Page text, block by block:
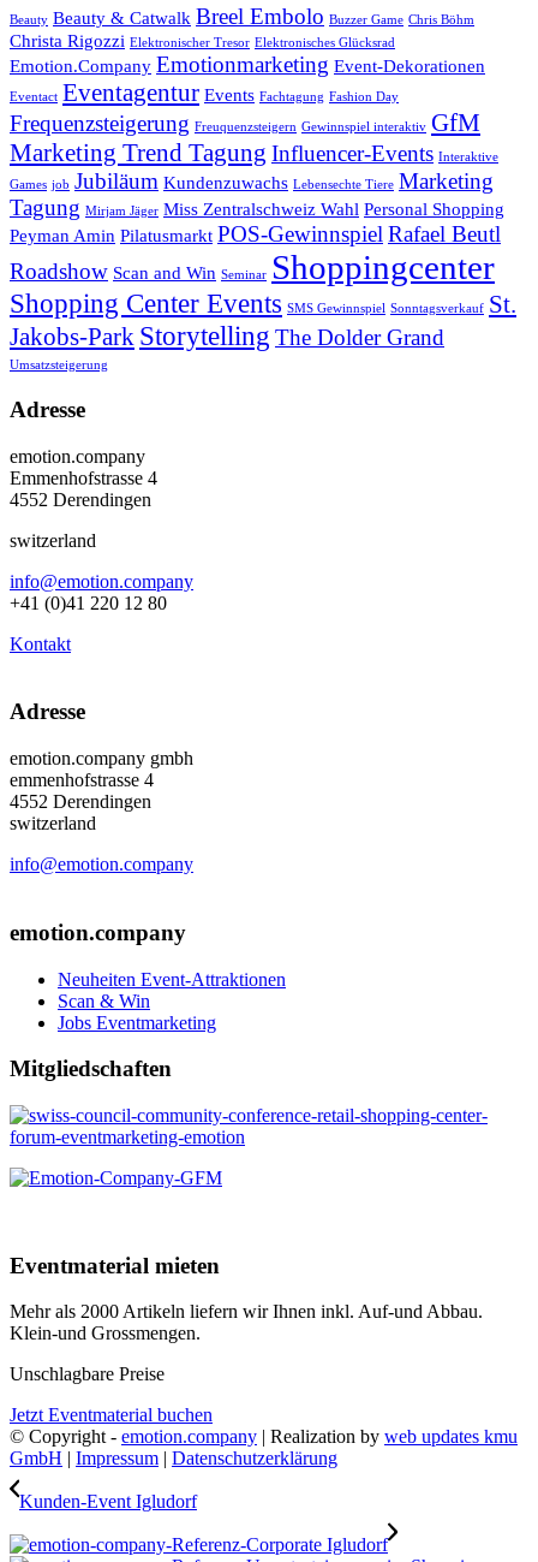
Beauty Beauty & Catwalk Breel Embolo Buzzer Game Chris Böhm
Christa Rigozzi Elektronischer Tresor Elektronisches Glücksrad
Emotion.Company Emotionmarketing Event-Dekorationen
Eventact Eventagentur Events Fachtagung Fashion Day
Frequenzsteigerung Freuquenzsteigern Gewinnspiel interaktiv GfM
Marketing Trend Tagung Influencer-Events Interaktive
Games job Jubiläum Kundenzuwachs Lebensechte Tiere Marketing
Tagung Mirjam Jäger Miss Zentralschweiz Wahl Personal Shopping
Peyman Amin Pilatusmarkt POS-GewinnspielRafael Beutl
Roadshow Scan and Win Seminar Shoppingcenter
Shopping Center Events SMS Gewinnspiel Sonntagsverkauf St.
Jakobs-Park Storytelling The Dolder Grand
Umsatzsteigerung
Adresse
emotion.company
Emmenhofstrasse 4
4552 Derendingen
switzerland
info@emotion.company
+41 (0)41 220 12 80
Kontakt
Adresse
emotion.company gmbh
emmenhofstrasse 4
4552 Derendingen
switzerland
info@emotion.company
emotion.company
Neuheiten Event-Attraktionen
Scan & Win
Jobs Eventmarketing
Mitgliedschaften
Eventmaterial mieten
Mehr als 2000 Artikeln liefern wir Ihnen inkl. Auf-und Abbau.
Klein-und Grossmengen.
Unschlagbare Preise
Jetzt Eventmaterial buchen
© Copyright - emotion.company | Realization by web updates kmu
GmbH | Impressum | Datenschutzerklärung
Kunden-Event Igludorf